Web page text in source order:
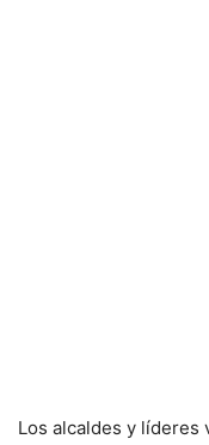
Los alcaldes y líderes